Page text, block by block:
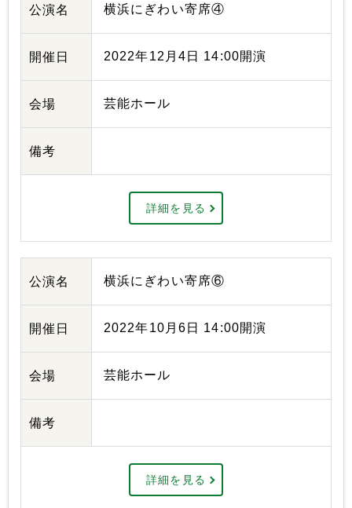
公演名 横浜にぎわい寄席④
開催日 2022年12月4日 14:00開演
会場 芸能ホール
備考
詳細を見る
公演名 横浜にぎわい寄席⑥
開催日 2022年10月6日 14:00開演
会場 芸能ホール
備考
詳細を見る